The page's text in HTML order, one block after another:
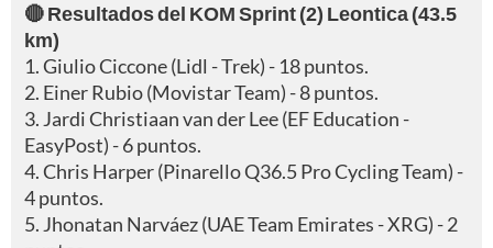
🔴 Resultados del KOM Sprint (2) Leontica (43.5
km)
1. Giulio Ciccone (Lidl - Trek) - 18 puntos.
2. Einer Rubio (Movistar Team) - 8 puntos.
3. Jardi Christiaan van der Lee (EF Education -
EasyPost) - 6 puntos.
4. Chris Harper (Pinarello Q36.5 Pro Cycling Team) -
4 puntos.
5. Jhonatan Narváez (UAE Team Emirates - XRG) - 2